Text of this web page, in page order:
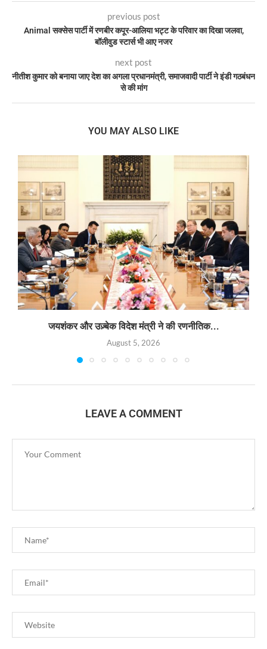
previous post
Animal सक्सेस पार्टी में रणबीर कपूर-आलिया भट्ट के परिवार का दिखा जलवा,
बॉलीवुड स्टार्स भी आए नजर
next post
नीतीश कुमार को बनाया जाए देश का अगला प्रधानमंत्री, समाजवादी पार्टी ने इंडी गठबंधन
से की मांग
YOU MAY ALSO LIKE
जयशंकर और उज़्बेक विदेश मंत्री ने की रणनीतिक...
August 5, 2026
LEAVE A COMMENT